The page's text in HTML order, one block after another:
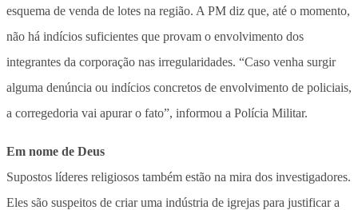
esquema de venda de lotes na região. A PM diz que, até o momento,
não há indícios suficientes que provam o envolvimento dos
integrantes da corporação nas irregularidades. “Caso venha surgir
alguma denúncia ou indícios concretos de envolvimento de policiais,
a corregedoria vai apurar o fato”, informou a Polícia Militar.
Em nome de Deus
Supostos líderes religiosos também estão na mira dos investigadores.
Eles são suspeitos de criar uma indústria de igrejas para justificar a